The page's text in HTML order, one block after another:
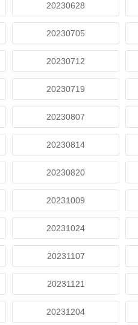
20230628
20230705
20230712
20230719
20230807
20230814
20230820
20231009
20231024
20231107
20231121
20231204